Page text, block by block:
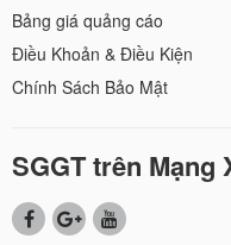
Bảng giá quảng cáo
Điều Khoản & Điều Kiện
Chính Sách Bảo Mật
SGGT trên Mạng